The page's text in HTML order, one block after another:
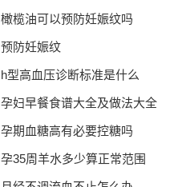
橄榄油可以预防妊娠纹吗
预防妊娠纹
h型高血压诊断标准是什么
孕妇早餐食谱大全及做法大全
孕期血糖高有必要控糖吗
孕35周羊水多少算正常范围